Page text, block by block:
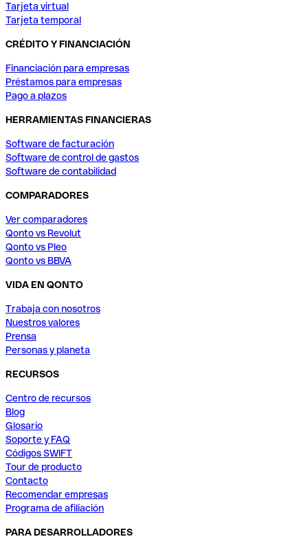
Tarjeta virtual
Tarjeta temporal
CRÉDITO Y FINANCIACIÓN
Financiación para empresas
Préstamos para empresas
Pago a plazos
HERRAMIENTAS FINANCIERAS
Software de facturación
Software de control de gastos
Software de contabilidad
COMPARADORES
Ver comparadores
Qonto vs Revolut
Qonto vs Pleo
Qonto vs BBVA
VIDA EN QONTO
Trabaja con nosotros
Nuestros valores
Prensa
Personas y planeta
RECURSOS
Centro de recursos
Blog
Glosario
Soporte y FAQ
Códigos SWIFT
Tour de producto
Contacto
Recomendar empresas
Programa de afiliación
PARA DESARROLLADORES